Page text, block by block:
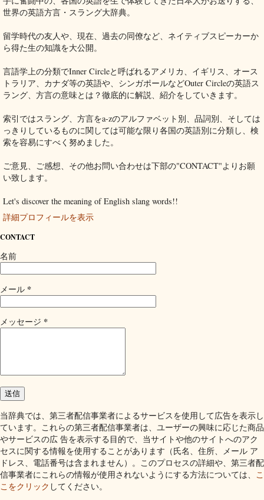
世界の英語方言・スラング大辞典。
留学時代の友人や、現在、過去の同僚など、ネイティブスピーカーか
ら得た生の知識を大公開。
言語学上の分類でInner Circleと呼ばれるアメリカ、イギリス、オース
トラリア、カナダ等の英語や、シンガポールなどOuter Circleの英語ス
ラング、方言の意味とは？徹底的に解説、紹介をしていきます。
索引ではスラング、方言をa-zのアルファベット別、品詞別、そしては
っきりしているものに関しては可能な限り各国の英語別に分類し、検
索を容易にすべく努めました。
ご意見、ご感想、その他お問い合わせは下部の"CONTACT"よりお願
い致します。
Let's discover the meaning of English slang words!!
詳細プロフィールを表示
CONTACT
名前
メール *
メッセージ *
当辞典では、第三者配信事業者によるサービスを使用して広告を表示し
ています。これらの第三者配信事業者は、ユーザーの興味に応じた商品
やサービスの広 告を表示する目的で、当サイトや他のサイトへのアク
セスに関する情報を使用することがあります（氏名、住所、メール ア
ドレス、電話番号は含まれません）。このプロセスの詳細や、第三者配
信事業者にこれらの情報が使用されないようにする方法については、
こ
こをクリック してください。